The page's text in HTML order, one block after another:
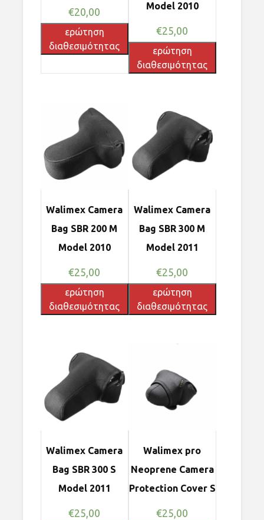
€20,00
ερώτηση
διαθεσιμότητας
Model 2010
€25,00
ερώτηση
διαθεσιμότητας
Walimex Camera
Bag SBR 200 M
Model 2010
€25,00
ερώτηση
διαθεσιμότητας
Walimex Camera
Bag SBR 300 M
Model 2011
€25,00
ερώτηση
διαθεσιμότητας
Walimex Camera
Bag SBR 300 S
Model 2011
€25,00
Walimex pro
Neoprene Camera
Protection Cover S
€25,00